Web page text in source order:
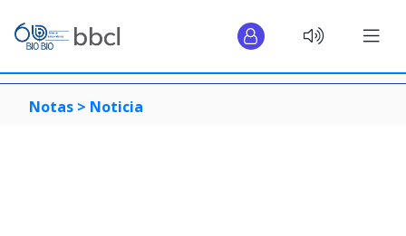
Notas > Noticia